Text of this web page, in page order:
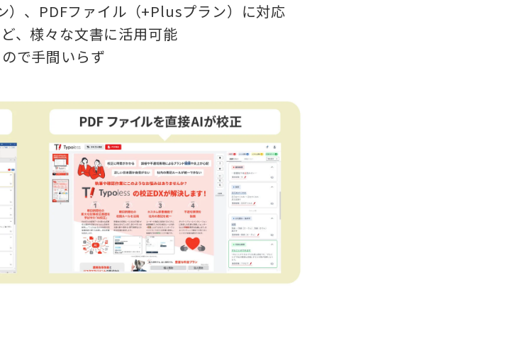
）、PDFファイル（+Plusプラン）に対応
、様々な文書に活用可能
で手間いらず